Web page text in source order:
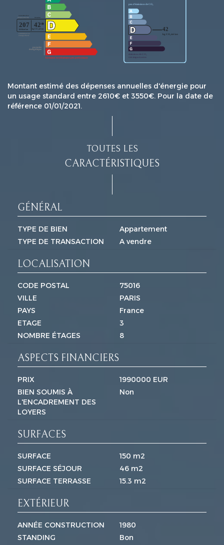
Montant estimé des dépenses annuelles d'énergie pour
un usage standard entre 2610€ et 3550€. Pour la date de
référence 01/01/2021.
TOUTES LES
CARACTÉRISTIQUES
GÉNÉRAL
TYPE DE BIEN
Appartement
TYPE DE TRANSACTION
A vendre
LOCALISATION
CODE POSTAL
75016
VILLE
PARIS
PAYS
France
ETAGE
3
NOMBRE ÉTAGES
8
ASPECTS FINANCIERS
PRIX
1990000 EUR
BIEN SOUMIS À
L'ENCADREMENT DES
LOYERS
Non
SURFACES
SURFACE
150 m2
SURFACE SÉJOUR
46 m2
SURFACE TERRASSE
15.3 m2
EXTÉRIEUR
ANNÉE CONSTRUCTION
1980
STANDING
Bon